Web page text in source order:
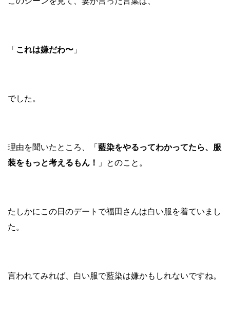
「 これは嫌だわ〜 」
でした。
理由を聞いたところ、「 藍染をやるってわかってたら、服
装をもっと考えるもん！
」とのこと。
たしかにこの日のデートで福田さんは白い服を着ていまし
た。
言われてみれば、白い服で藍染は嫌かもしれないですね。